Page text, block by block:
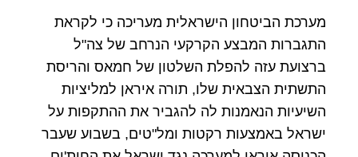
מערכת הביטחון הישראלית מעריכה כי לקראת
התגברות המבצע הקרקעי הנרחב של צה"ל
ברצועת עזה להפלת השלטון של חמאס והריסת
התשתית הצבאית שלו, תורה איראן למליציות
השיעיות הנאמנות לה להגביר את ההתקפות על
ישראל באמצעות רקטות ומל"טים, בשבוע שעבר